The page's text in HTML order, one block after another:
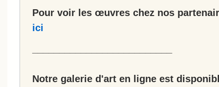
Pour voir les œuvres chez nos
ici
Notre galerie d'art en ligne est